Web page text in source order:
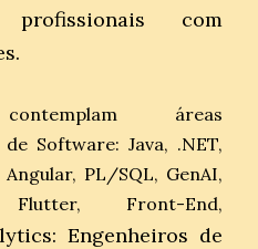
com
áreas
Software: Java, .NET,
PL/SQL, GenAI,
Front-End,
Engenheiros de